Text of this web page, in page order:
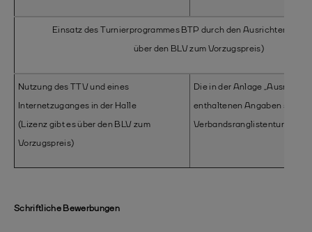
Einsatz des Turnierprogrammes BTP durch den Ausrichter
über den BLV zum Vorzugspreis)
Nutzung des TTV und eines
Internetzuganges in der Halle
(Lizenz gibt es über den BLV zum
Vorzugspreis)
Die in der Anlage
enthaltenen Angaben sind
Verbandsranglistenturniere
Schriftliche Bewerbungen